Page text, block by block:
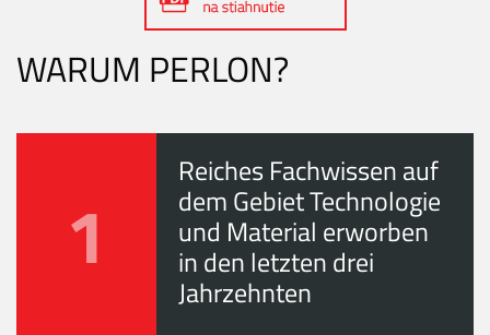
WARUM PERLON?
1
Reiches Fachwissen auf
dem Gebiet Technologie
und Material erworben
in den letzten drei
Jahrzehnten